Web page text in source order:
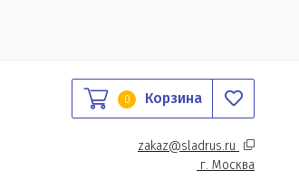
0 Корзина
zakaz@sladrus.ru
г. Москва